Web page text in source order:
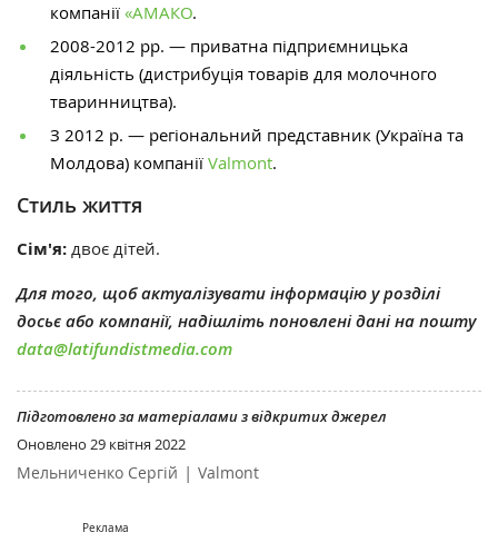
компанії «АМАКО.
2008-2012 рр. — приватна підприємницька
діяльність (дистрибуція товарів для молочного
тваринництва).
З 2012 р. — регіональний представник (Україна та
Молдова) компанії Valmont.
Стиль життя
Сім'я: двоє дітей.
Для того, щоб актуалізувати інформацію у розділі
досьє або компанії, надішліть поновлені дані на пошту
data@latifundistmedia.com
Підготовлено за матеріалами з відкритих джерел
Оновлено 29 квітня 2022
Мельниченко Сергій | Valmont
Реклама